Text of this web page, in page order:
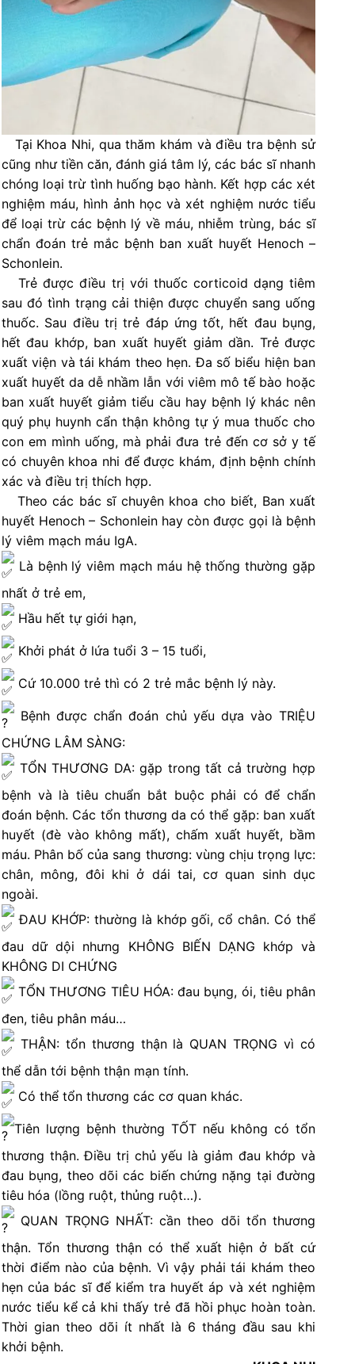
Tại Khoa Nhi, qua thăm khám và điều tra bệnh sử
cũng như tiền căn, đánh giá tâm lý, các bác sĩ nhanh
chóng loại trừ tình huống bạo hành. Kết hợp các xét
nghiệm máu, hình ảnh học và xét nghiệm nước tiểu
để loại trừ các bệnh lý về máu, nhiễm trùng, bác sĩ
chẩn đoán trẻ mắc bệnh ban xuất huyết Henoch –
Schonlein.
Trẻ được điều trị với thuốc corticoid dạng tiêm
sau đó tình trạng cải thiện được chuyển sang uống
thuốc. Sau điều trị trẻ đáp ứng tốt, hết đau bụng,
hết đau khớp, ban xuất huyết giảm dần. Trẻ được
xuất viện và tái khám theo hẹn. Đa số biểu hiện ban
xuất huyết da dễ nhầm lẫn với viêm mô tế bào hoặc
ban xuất huyết giảm tiểu cầu hay bệnh lý khác nên
quý phụ huynh cẩn thận không tự ý mua thuốc cho
con em mình uống, mà phải đưa trẻ đến cơ sở y tế
có chuyên khoa nhi để được khám, định bệnh chính
xác và điều trị thích hợp.
Theo các bác sĩ chuyên khoa cho biết, Ban xuất
huyết Henoch – Schonlein hay còn được gọi là bệnh
lý viêm mạch máu IgA.
Là bệnh lý viêm mạch máu hệ thống thường gặp
nhất ở trẻ em,
Hầu hết tự giới hạn,
Khởi phát ở lứa tuổi 3 – 15 tuổi,
Cứ 10.000 trẻ thì có 2 trẻ mắc bệnh lý này.
Bệnh được chẩn đoán chủ yếu dựa vào TRIỆU
CHỨNG LÂM SÀNG:
TỔN THƯƠNG DA: gặp trong tất cả trường hợp
bệnh và là tiêu chuẩn bắt buộc phải có để chẩn
đoán bệnh. Các tổn thương da có thể gặp: ban xuất
huyết (đè vào không mất), chấm xuất huyết, bầm
máu. Phân bố của sang thương: vùng chịu trọng lực:
chân, mông, đôi khi ở dái tai, cơ quan sinh dục
ngoài.
ĐAU KHỚP: thường là khớp gối, cổ chân. Có thể
đau dữ dội nhưng KHÔNG BIẾN DẠNG khớp và
KHÔNG DI CHỨNG
TỔN THƯƠNG TIÊU HÓA: đau bụng, ói, tiêu phân
đen, tiêu phân máu…
THẬN: tổn thương thận là QUAN TRỌNG vì có
thể dẫn tới bệnh thận mạn tính.
Có thể tổn thương các cơ quan khác.
Tiên lượng bệnh thường TỐT nếu không có tổn
thương thận. Điều trị chủ yếu là giảm đau khớp và
đau bụng, theo dõi các biến chứng nặng tại đường
tiêu hóa (lồng ruột, thủng ruột…).
QUAN TRỌNG NHẤT: cần theo dõi tổn thương
thận. Tổn thương thận có thể xuất hiện ở bất cứ
thời điểm nào của bệnh. Vì vậy phải tái khám theo
hẹn của bác sĩ để kiểm tra huyết áp và xét nghiệm
nước tiểu kể cả khi thấy trẻ đã hồi phục hoàn toàn.
Thời gian theo dõi ít nhất là 6️ tháng đầu sau khi
khởi bệnh.